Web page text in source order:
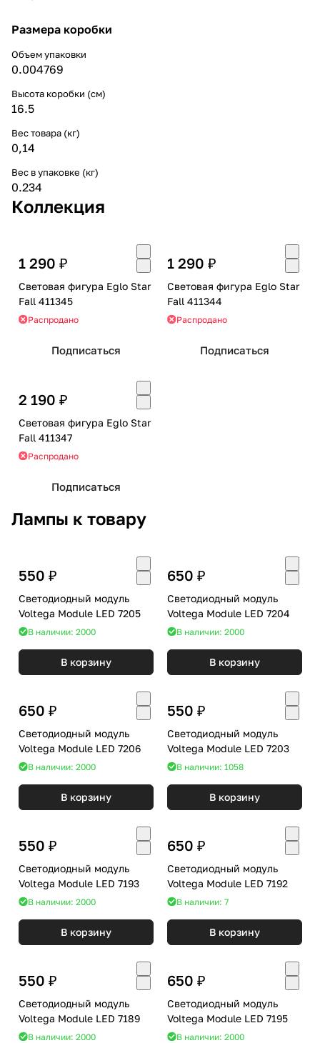
Размера коробки
Объем упаковки
0.004769
Высота коробки (см)
16.5
Вес товара (кг)
0,14
Вес в упаковке (кг)
0.234
Коллекция
1 290 ₽
Световая фигура Eglo Star
Fall 411345
Распродано
Подписаться
1 290 ₽
Световая фигура Eglo Star
Fall 411344
Распродано
Подписаться
2 190 ₽
Световая фигура Eglo Star
Fall 411347
Распродано
Подписаться
Лампы к товару
550 ₽
Светодиодный модуль
Voltega Module LED 7205
В наличии: 2000
В корзину
650 ₽
Светодиодный модуль
Voltega Module LED 7204
В наличии: 2000
В корзину
650 ₽
Светодиодный модуль
Voltega Module LED 7206
В наличии: 2000
В корзину
550 ₽
Светодиодный модуль
Voltega Module LED 7203
В наличии: 1058
В корзину
550 ₽
Светодиодный модуль
Voltega Module LED 7193
В наличии: 2000
В корзину
650 ₽
Светодиодный модуль
Voltega Module LED 7192
В наличии: 7
В корзину
550 ₽
Светодиодный модуль
Voltega Module LED 7189
В наличии: 2000
650 ₽
Светодиодный модуль
Voltega Module LED 7195
В наличии: 2000